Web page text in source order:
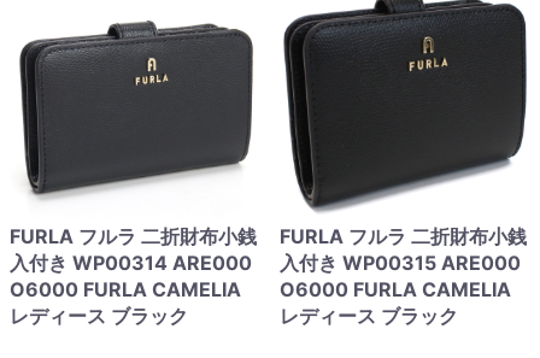
FURLA フルラ 二折財布小銭
入付き WP00314 ARE000
O6000 FURLA CAMELIA
レディース ブラック
FURLA フルラ 二折財布小銭
入付き WP00315 ARE000
O6000 FURLA CAMELIA
レディース ブラック